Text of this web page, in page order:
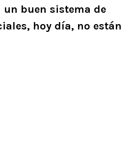
buen sistema de
hoy día, no están